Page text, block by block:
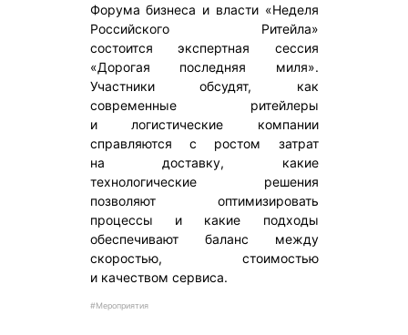
Форума бизнеса и власти «Неделя
Российского Ритейла»
состоится экспертная сессия
«Дорогая последняя миля».
Участники обсудят, как
современные ритейлеры
и логистические компании
справляются с ростом затрат
на доставку, какие
технологические решения
позволяют оптимизировать
процессы и какие подходы
обеспечивают баланс между
скоростью, стоимостью
и качеством сервиса.
#Мероприятия